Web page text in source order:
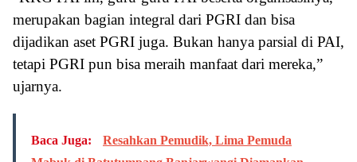
merupakan bagian integral dari PGRI dan bisa
dijadikan aset PGRI juga. Bukan hanya parsial di PAI,
tetapi PGRI pun bisa meraih manfaat dari mereka,”
ujarnya.
Baca Juga:
Resahkan Pemudik, Lima Pemuda